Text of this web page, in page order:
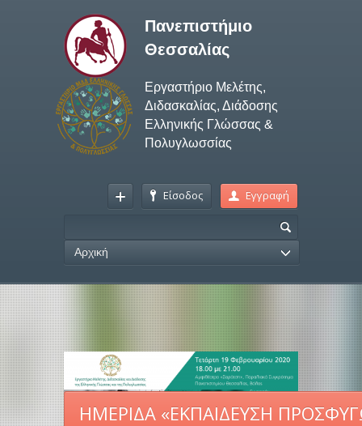
Πανεπιστήμιο
Θεσσαλίας
Εργαστήριο Μελέτης,
Διδασκαλίας, Διάδοσης
Ελληνικής Γλώσσας &
Πολυγλωσσίας
Είσοδος Εγγραφή
Αρχική
ΗΜΕΡΙΔΑ «ΕΚΠΑΙΔΕΥΣΗ